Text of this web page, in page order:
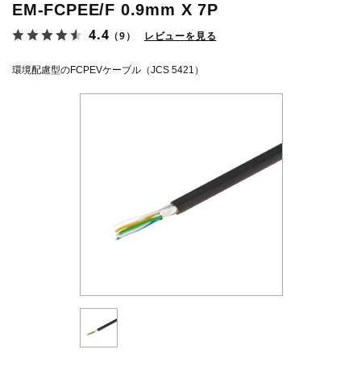
EM-FCPEE/F 0.9mm X 7P
4.4 （9） レビューを見る
環境配慮型のFCPEVケーブル（JCS 5421）